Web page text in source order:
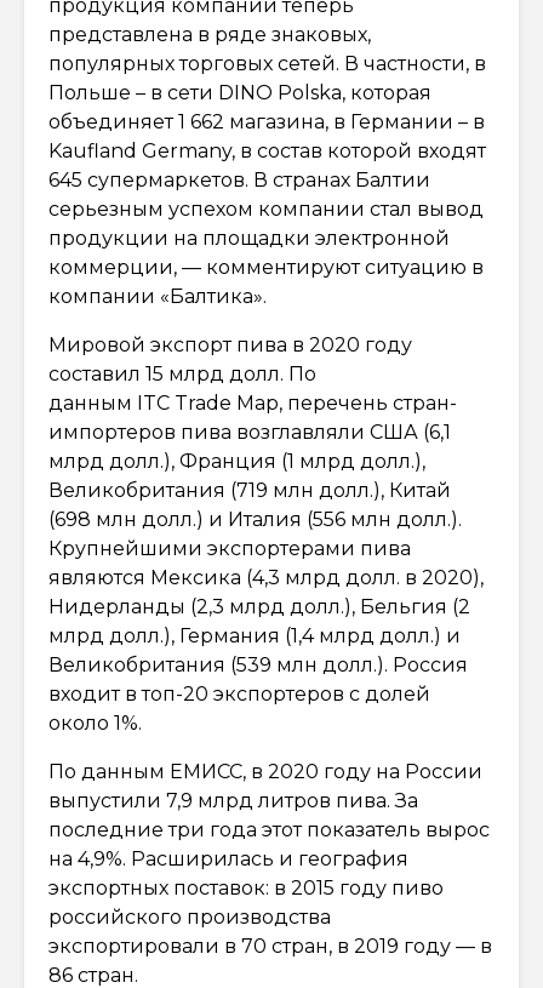
продукция компании теперь
представлена в ряде знаковых,
популярных торговых сетей. В частности, в
Польше – в сети DINO Polska, которая
объединяет 1 662 магазина, в Германии – в
Kaufland Germany, в состав которой входят
645 супермаркетов. В странах Балтии
серьезным успехом компании стал вывод
продукции на площадки электронной
коммерции, — комментируют ситуацию в
компании «Балтика».
Мировой экспорт пива в 2020 году
составил 15 млрд долл. По
данным ITC Trade Map, перечень стран-
импортеров пива возглавляли США (6,1
млрд долл.), Франция (1 млрд долл.),
Великобритания (719 млн долл.), Китай
(698 млн долл.) и Италия (556 млн долл.).
Крупнейшими экспортерами пива
являются Мексика (4,3 млрд долл. в 2020),
Нидерланды (2,3 млрд долл.), Бельгия (2
млрд долл.), Германия (1,4 млрд долл.) и
Великобритания (539 млн долл.). Россия
входит в топ-20 экспортеров с долей
около 1%.
По данным ЕМИСС, в 2020 году на России
выпустили 7,9 млрд литров пива. За
последние три года этот показатель вырос
на 4,9%. Расширилась и география
экспортных поставок: в 2015 году пиво
российского производства
экспортировали в 70 стран, в 2019 году — в
86 стран.